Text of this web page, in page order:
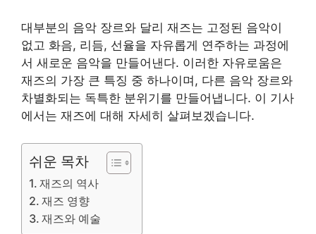
대부분의 음악 장르와 달리 재즈는 고정된 음악이
없고 화음, 리듬, 선율을 자유롭게 연주하는 과정에
서 새로운 음악을 만들어낸다. 이러한 자유로움은
재즈의 가장 큰 특징 중 하나이며, 다른 음악 장르와
차별화되는 독특한 분위기를 만들어냅니다. 이 기사
에서는 재즈에 대해 자세히 살펴보겠습니다.
쉬운 목차
재즈의 역사
재즈 영향
재즈와 예술